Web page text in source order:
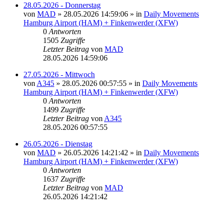
28.05.2026 - Donnerstag
von MAD » 28.05.2026 14:59:06 » in Daily Movements
Hamburg Airport (HAM) + Finkenwerder (XFW)
0 Antworten
1505 Zugriffe
Letzter Beitrag von MAD
28.05.2026 14:59:06
27.05.2026 - Mittwoch
von A345 » 28.05.2026 00:57:55 » in Daily Movements
Hamburg Airport (HAM) + Finkenwerder (XFW)
0 Antworten
1499 Zugriffe
Letzter Beitrag von A345
28.05.2026 00:57:55
26.05.2026 - Dienstag
von MAD » 26.05.2026 14:21:42 » in Daily Movements
Hamburg Airport (HAM) + Finkenwerder (XFW)
0 Antworten
1637 Zugriffe
Letzter Beitrag von MAD
26.05.2026 14:21:42